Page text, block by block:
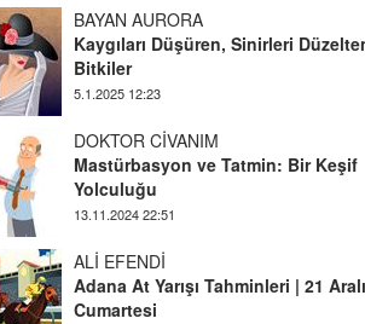
DOKTOR CİVANIM
Mastürbasyon ve Tatmin: Bir Keşif
Yolculuğu
13.11.2024 22:51
ALİ EFENDİ
Adana At Yarışı Tahminleri | 21 Aralık
Cumartesi
20.12.2024 12:46
TUTKUNUN PERİSİ
Sağlıklı Bir Cinsel Yaşam ile İlgili
Bilinmesi Gerekenler